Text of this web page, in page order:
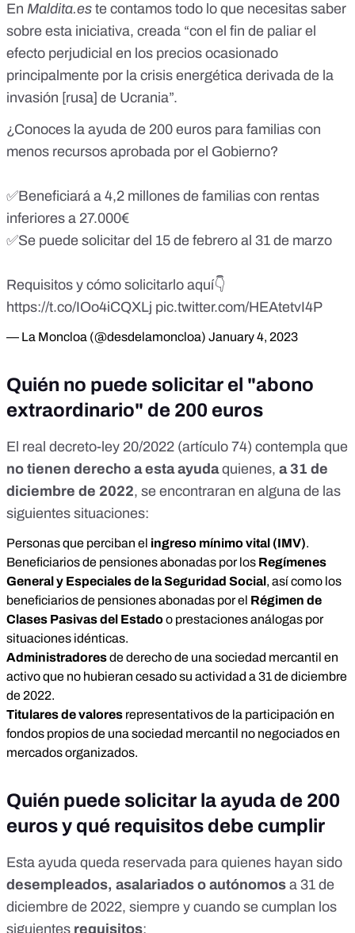
En Maldita.es te contamos todo lo que necesitas saber
sobre esta iniciativa, creada “con el fin de paliar el
efecto perjudicial en los precios ocasionado
principalmente por la crisis energética derivada de la
invasión [rusa] de Ucrania”.
¿Conoces la ayuda de 200 euros para familias con
menos recursos aprobada por el Gobierno?
✅Beneficiará a 4,2 millones de familias con rentas
inferiores a 27.000€
✅Se puede solicitar del 15 de febrero al 31 de marzo
Requisitos y cómo solicitarlo aquí👇
https://t.co/IOo4iCQXLj pic.twitter.com/HEAtetvI4P
— La Moncloa (@desdelamoncloa) January 4, 2023
Quién no puede solicitar el "abono
extraordinario" de 200 euros
El real decreto-ley 20/2022 (artículo 74) contempla que
no tienen derecho a esta ayudaquienes, a 31 de
diciembre de 2022, se encontraran en alguna de las
siguientes situaciones:
Personas que perciban el ingreso mínimo vital (IMV).
Beneficiarios de pensiones abonadas por los Regímenes
General y Especiales de la Seguridad Social, así como los
beneficiarios de pensiones abonadas por el Régimen de
Clases Pasivas del Estadoo prestaciones análogas por
situaciones idénticas.
Administradoresde derecho de una sociedad mercantil en
activo que no hubieran cesado su actividad a 31 de diciembre
de 2022.
Titulares de valores representativos de la participación en
fondos propios de una sociedad mercantil no negociados en
mercados organizados.
Quién puede solicitar la ayuda de 200
euros y qué requisitos debe cumplir
Esta ayuda queda reservada para quienes hayan sido
desempleados, asalariados o autónomos a 31 de
diciembre de 2022, siempre y cuando se cumplan los
siguientes requisitos: